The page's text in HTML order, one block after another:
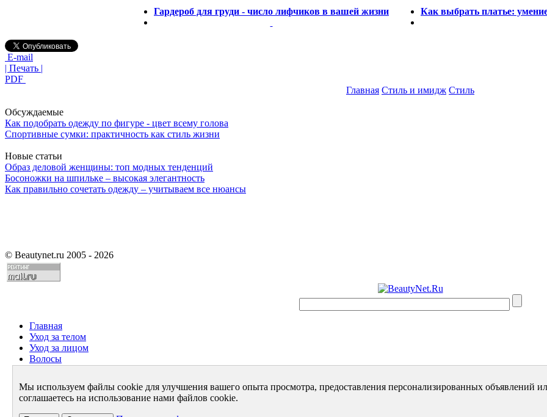
Гардероб для груди - число лифчиков в вашей жизни Как выбрать платье:
E-mail
| Печать |
PDF
Главная Стиль и имидж Стиль
Обсуждаемые
Как подобрать одежду по фигуре - цвет всему голова
Спортивные сумки: практичность как стиль жизни
Новые статьи
Образ деловой женщины: топ модных тенденций
Босоножки на шпильке – высокая элегантность
Как правильно сочетать одежду – учитываем все нюансы
© Beautynet.ru 2005 - 2026
Главная
Уход за телом
Уход за лицом
Волосы
Диета
Стиль и имидж
Архив
Мы используем файлы cookie для улучшения вашего опыта просмотра, предоставления персонализированных объявлений
соглашаетесь на использование нами файлов cookie.